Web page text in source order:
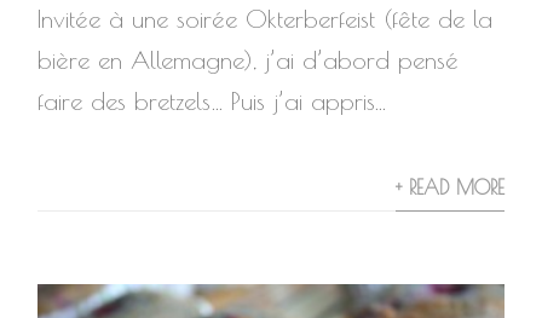
Invitée à une soirée Okterberfeist (fête de la
bière en Allemagne), j’ai d’abord pensé
faire des bretzels… Puis j’ai appris...
+ READ MORE